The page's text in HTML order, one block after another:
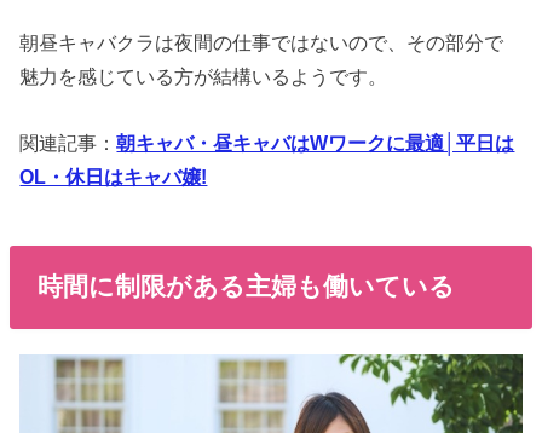
朝昼キャバクラは夜間の仕事ではないので、その部分で
魅力を感じている方が結構いるようです。
関連記事：朝キャバ・昼キャバはWワークに最適│平日は
OL・休日はキャバ嬢!
時間に制限がある主婦も働いている